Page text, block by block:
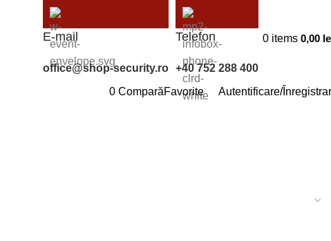
E-mail
office@shop-security.ro
Telefon
+40 752 288 400
0 items 0,00
0 ComparăFavorite Autentificare/